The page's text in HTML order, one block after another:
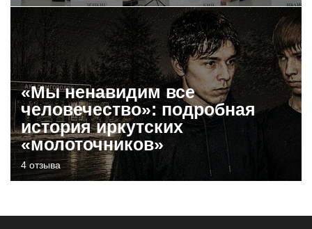
«Мы ненавидим все
человечество»: подробная
история иркутских
«молоточников»
4 отзыва